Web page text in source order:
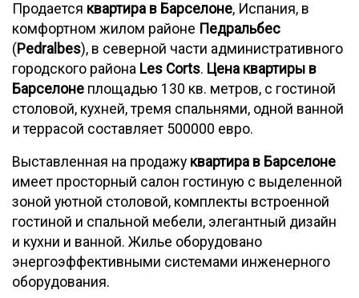
Продается квартира в Барселоне, Испания, в
комфортном жилом районе Педральбес
( Pedralbes), в северной части административного
городского района Les Corts. Цена квартиры в
Барселоне площадью 130 кв. метров, с гостиной
столовой, кухней, тремя спальнями, одной ванной
и террасой составляет 500000 евро.
Выставленная на продажу квартира в Барселоне
имеет просторный салон гостиную с выделенной
зоной уютной столовой, комплекты встроенной
гостиной и спальной мебели, элегантный дизайн
и кухни и ванной. Жилье оборудовано
энергоэффективными системами инженерного
оборудования.